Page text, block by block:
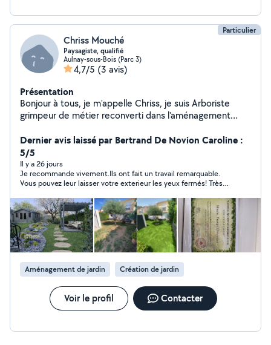
Particulier
Chriss Mouché
Paysagiste, qualifié
Aulnay-sous-Bois (Parc 3)
4,7/5 (3 avis)
Présentation
Bonjour à tous, je m'appelle Chriss, je suis Arboriste
grimpeur de métier reconverti dans l'aménagement
passée au Canada. Je suis de retour en France pour
exercer mon nouveau métier si vous recherchez une
personne qui a la main verte et qui connaît son métier,
vous êtes bien tombé n'hésitez pas à me contacte.
Dernier avis laissé par Bertrand De Novion Caroline :
5/5
Il y a 26 jours
Je recommande vivement.Ils ont fait un travail remarquable.
Vous pouvez leur laisser votre exterieur les yeux fermés! Très
Aménagement de jardin Création de jardin
Voir le profil Contacter